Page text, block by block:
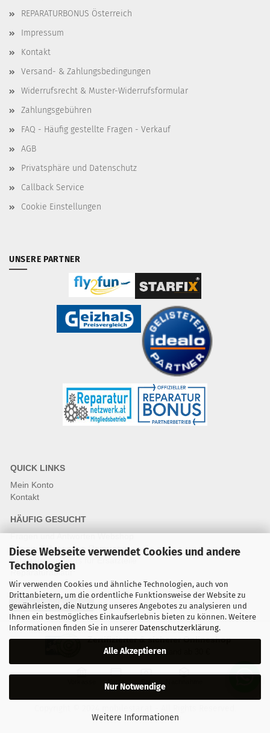
Diese Webseite verwendet Cookies und andere
Technologien
Wir verwenden Cookies und ähnliche Technologien, auch von
Drittanbietern, um die ordentliche Funktionsweise der Website zu
gewährleisten, die Nutzung unseres Angebotes zu analysieren und
Ihnen ein bestmögliches Einkaufserlebnis bieten zu können. Weitere
Informationen finden Sie in unserer Datenschutzerklärung.
Alle Akzeptieren
Nur Notwendige
Weitere Informationen
REPARATURBONUS Österreich
Impressum
Kontakt
Versand- & Zahlungsbedingungen
Widerrufsrecht & Muster-Widerrufsformular
Zahlungsgebühren
FAQ - Häufig gestellte Fragen - Verkauf
AGB
Privatsphäre und Datenschutz
Callback Service
Cookie Einstellungen
UNSERE PARTNER
QUICK LINKS
Mein Konto
Kontakt
HÄUFIG GESUCHT
Fragen und Antworten Webshop
Fragen & Antworten Reparatur
Qualitätsstandards für Ersatzteile
Reparaturablauf
Vertrag widerrufen
Zertifizierter & sicherer Onlineshop
Kostenloser Versand ab 30 €